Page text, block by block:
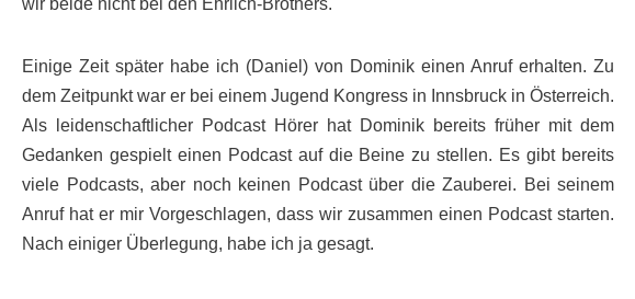
wir beide nicht bei den Ehrlich-Brothers.
Einige Zeit später habe ich (Daniel) von Dominik einen Anruf erhalten. Zu
dem Zeitpunkt war er bei einem Jugend Kongress in Innsbruck in Österreich.
Als leidenschaftlicher Podcast Hörer hat Dominik bereits früher mit dem
Gedanken gespielt einen Podcast auf die Beine zu stellen. Es gibt bereits
viele Podcasts, aber noch keinen Podcast über die Zauberei. Bei seinem
Anruf hat er mir Vorgeschlagen, dass wir zusammen einen Podcast starten.
Nach einiger Überlegung, habe ich ja gesagt.